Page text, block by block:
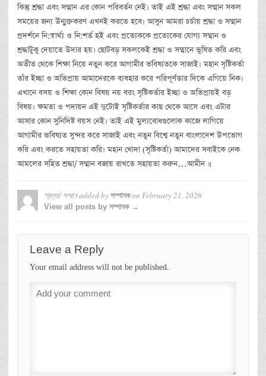
কিন্তু শ্রদ্ধা এবং সম্মান এর কোন পরিবর্তন নেই। তাই এই শ্রদ্ধা এবং সম্মান সকল
সময়ের জন্য উন্মুক্তকরণ এখনই করতে হবে। আসুন আমরা চর্চায় শ্রদ্ধা ও সম্মান
প্রদর্শনে নি:স্বার্থ্য ও নি:শর্ত হই এবং প্রত্যেককে প্রত্যেকের যোগ্য সম্মান ও
শ্রদ্ধাটুকু দেয়াতে উদার হয়। ছোটবড় সকলকেই শ্রদ্ধা ও সম্মানে ভুষিত করি এবং
অতীত থেকে শিক্ষা নিয়ে নতুন করে আগামীর ভবিষ্যতকে সাজাই। মহান সৃষ্টিকর্তা
তাঁর ইচ্ছা ও অভিপ্রায় আমাদেরকে ব্যবহার করে পরিপূর্ণতার দিকে এগিয়ে নিক।
এখানে বসয় ও শিক্ষা কোন বিষয় নয় বরং সৃষ্টিকর্তার ইচ্ছা ও অভিপ্রায়ই বড়
বিষয়। ক্ষমতা ও পদায়ন এই দুটোই সৃষ্টিকর্তার কাছ থেকে আসে এবং এটার
আসার কোন সুনিদিষ্ট বয়স নেই। তাই এই মুল্যবোধগুলোক কাজে লাগিয়ে
আগামীর ভবিষ্যত সুন্দর করে সাজাই এবং নতুন বিশ্বে নতুন বাংলাদেশ উপভোগ
করি এবং করতে সহায়তা করি। মহান খোদা (সৃষ্টিকর্তা) আমাদের সবাইকে নেক
আমলের সহিত শ্রদ্ধা/ সম্মান বজায় রাখতে সহায়তা করুন…আমীন ॥
শ্রদ্ধা/ সম্মানadded by সম্পাদকon February 21, 2026
View all posts by সম্পাদক →
Leave a Reply
Your email address will not be published.